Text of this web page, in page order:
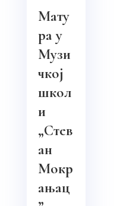
Мату
ра у
Музи
чкој
школ
и
„Стев
ан
Мокр
ањац